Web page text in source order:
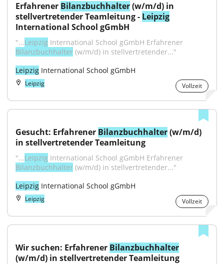
Erfahrener Bilanzbuchhalter (w/m/d) in
stellvertretender Teamleitung - Leipzig
International School gGmbH
"...Leipzig
Bilanzbuchhalter (w/m/d) in stellvertretender..."
Leipzig International School gGmbH
Leipzig Vollzeit
Gesucht: Erfahrener Bilanzbuchhalter (w/m/d)
in stellvertretender Teamleitung
"...Leipzig
Bilanzbuchhalter (w/m/d) in stellvertretender..."
Leipzig International School gGmbH
Leipzig Vollzeit
Wir suchen: Erfahrener Bilanzbuchhalter
(w/m/d) in stellvertretender Teamleitung